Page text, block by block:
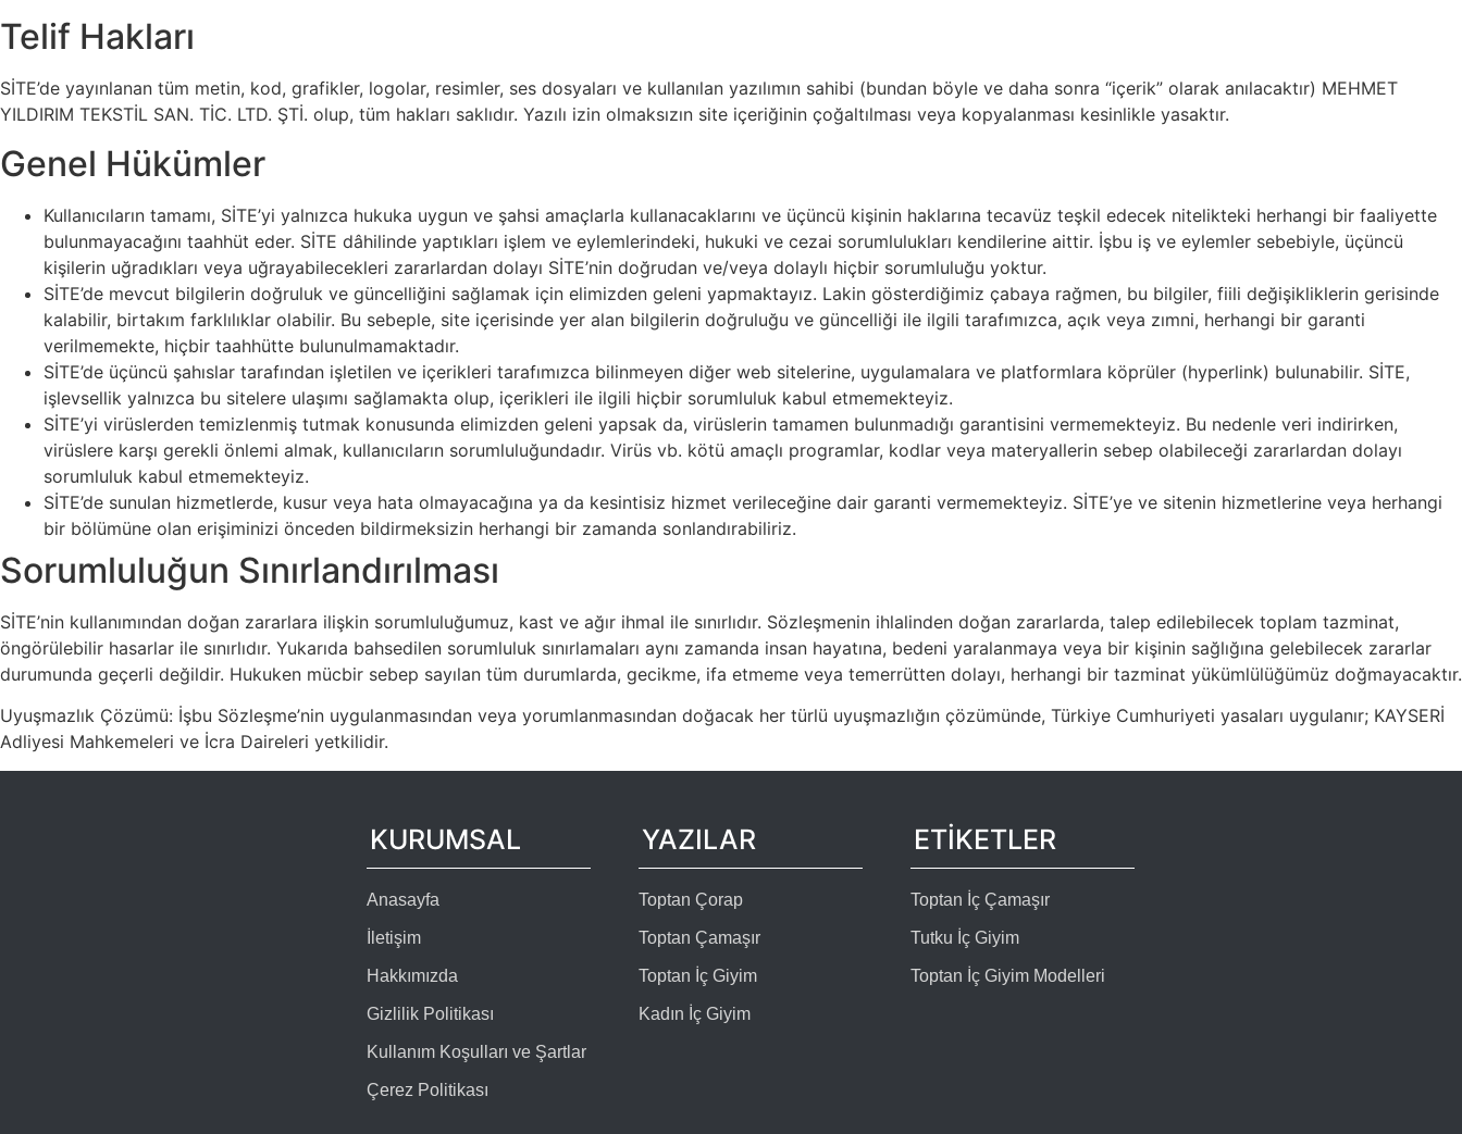
Telif Hakları
SİTE’de yayınlanan tüm metin, kod, grafikler, logolar, resimler, ses dosyaları ve kullanılan yazılımın sahibi (bundan böyle ve daha sonra “içerik” olarak anılacaktır) MEHMET
YILDIRIM TEKSTİL SAN. TİC. LTD. ŞTİ. olup, tüm hakları saklıdır. Yazılı izin olmaksızın site içeriğinin çoğaltılması veya kopyalanması kesinlikle yasaktır.
Genel Hükümler
Kullanıcıların tamamı, SİTE’yi yalnızca hukuka uygun ve şahsi amaçlarla kullanacaklarını ve üçüncü kişinin haklarına tecavüz teşkil edecek nitelikteki herhangi bir faaliyette
bulunmayacağını taahhüt eder. SİTE dâhilinde yaptıkları işlem ve eylemlerindeki, hukuki ve cezai sorumlulukları kendilerine aittir. İşbu iş ve eylemler sebebiyle, üçüncü
kişilerin uğradıkları veya uğrayabilecekleri zararlardan dolayı SİTE’nin doğrudan ve/veya dolaylı hiçbir sorumluluğu yoktur.
SİTE’de mevcut bilgilerin doğruluk ve güncelliğini sağlamak için elimizden geleni yapmaktayız. Lakin gösterdiğimiz çabaya rağmen, bu bilgiler, fiili değişikliklerin gerisinde
kalabilir, birtakım farklılıklar olabilir. Bu sebeple, site içerisinde yer alan bilgilerin doğruluğu ve güncelliği ile ilgili tarafımızca, açık veya zımni, herhangi bir garanti
verilmemekte, hiçbir taahhütte bulunulmamaktadır.
SİTE’de üçüncü şahıslar tarafından işletilen ve içerikleri tarafımızca bilinmeyen diğer web sitelerine, uygulamalara ve platformlara köprüler (hyperlink) bulunabilir. SİTE,
işlevsellik yalnızca bu sitelere ulaşımı sağlamakta olup, içerikleri ile ilgili hiçbir sorumluluk kabul etmemekteyiz.
SİTE’yi virüslerden temizlenmiş tutmak konusunda elimizden geleni yapsak da, virüslerin tamamen bulunmadığı garantisini vermemekteyiz. Bu nedenle veri indirirken,
virüslere karşı gerekli önlemi almak, kullanıcıların sorumluluğundadır. Virüs vb. kötü amaçlı programlar, kodlar veya materyallerin sebep olabileceği zararlardan dolayı
sorumluluk kabul etmemekteyiz.
SİTE’de sunulan hizmetlerde, kusur veya hata olmayacağına ya da kesintisiz hizmet verileceğine dair garanti vermemekteyiz. SİTE’ye ve sitenin hizmetlerine veya herhangi
bir bölümüne olan erişiminizi önceden bildirmeksizin herhangi bir zamanda sonlandırabiliriz.
Sorumluluğun Sınırlandırılması
SİTE’nin kullanımından doğan zararlara ilişkin sorumluluğumuz, kast ve ağır ihmal ile sınırlıdır. Sözleşmenin ihlalinden doğan zararlarda, talep edilebilecek toplam tazminat,
öngörülebilir hasarlar ile sınırlıdır. Yukarıda bahsedilen sorumluluk sınırlamaları aynı zamanda insan hayatına, bedeni yaralanmaya veya bir kişinin sağlığına gelebilecek zararlar
durumunda geçerli değildir. Hukuken mücbir sebep sayılan tüm durumlarda, gecikme, ifa etmeme veya temerrütten dolayı, herhangi bir tazminat yükümlülüğümüz doğmayacaktır.
Uyuşmazlık Çözümü: İşbu Sözleşme’nin uygulanmasından veya yorumlanmasından doğacak her türlü uyuşmazlığın çözümünde, Türkiye Cumhuriyeti yasaları uygulanır; KAYSERİ
Adliyesi Mahkemeleri ve İcra Daireleri yetkilidir.
KURUMSAL
Anasayfa
İletişim
Hakkımızda
Gizlilik Politikası
Kullanım Koşulları ve Şartlar
Çerez Politikası
YAZILAR
Toptan Çorap
Toptan Çamaşır
Toptan İç Giyim
Kadın İç Giyim
ETİKETLER
Toptan İç Çamaşır
Tutku İç Giyim
Toptan İç Giyim Modelleri